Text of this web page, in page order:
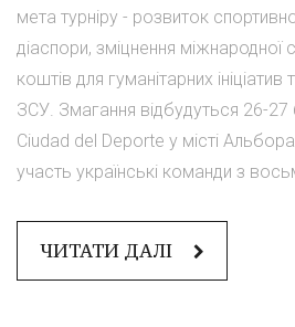
мета турніру - розвиток
діаспори, зміцнення міжнародної
коштів для гуманітарних
ЗСУ. Змагання відбудуться 26-27
Ciudad del Deporte у місті
участь українські команди з
ЧИТАТИ ДАЛІ